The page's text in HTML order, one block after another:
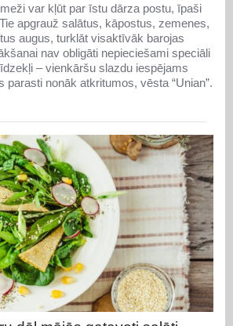
var kļūt par īstu dārza postu, īpaši
apgrauž salātus, kāpostus, zemenes,
augus, turklāt visaktīvāk barojas
nav obligāti nepieciešami speciāli
– vienkāršu slazdu iespējams
parasti nonāk atkritumos, vēsta “Unian”.